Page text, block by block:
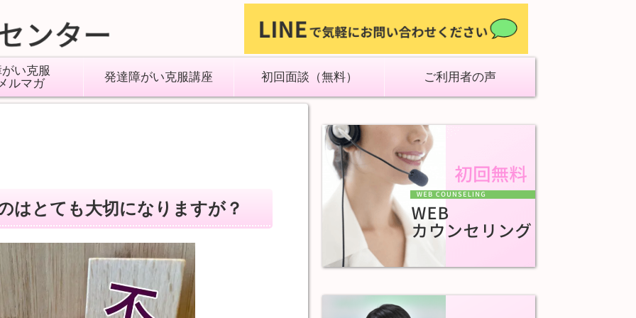
い克服
ルマガ
発達障がい克服講座 初回面談（無料） ご利用者の声
はとても大切になりますが？